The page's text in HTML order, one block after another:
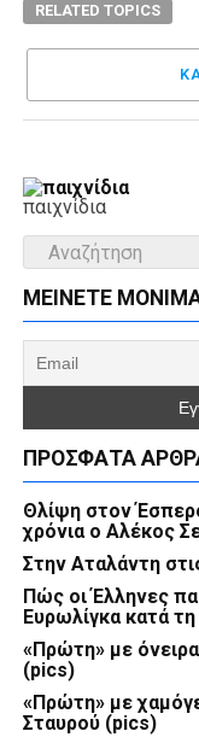
RELATED TOPICS
παιχνίδια
ΜΕΊΝΕΤΕ
ΠΡΌΣΦΑΤΑ
Θλίψη στον
χρόνια ο Αλέκος
Στην Αταλάντη
Πώς οι Έλληνες
Ευρωλίγκα κατά
«Πρώτη» με
(pics)
«Πρώτη» με
Σταυρού (pics)